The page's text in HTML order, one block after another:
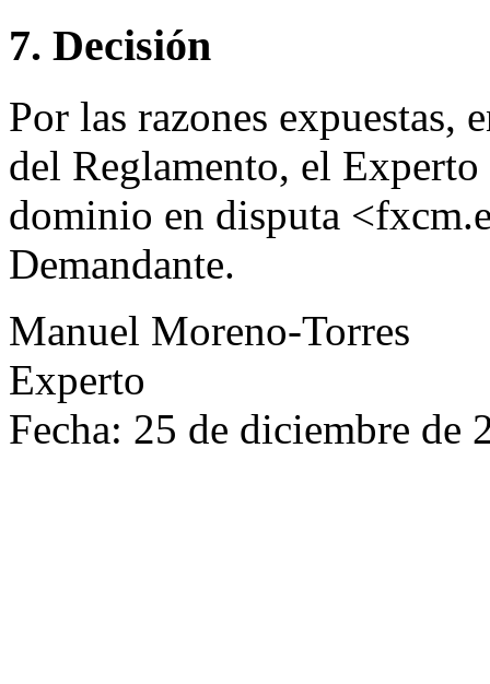
7. Decisión
Por las razones
del Reglamento, el
dominio en disputa
Demandante.
Manuel Moreno-Torres
Experto
Fecha: 25 de diciembre de